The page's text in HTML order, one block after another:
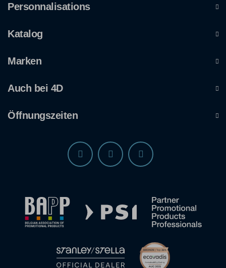
Personnalisations
Katalog
Marken
Auch bei 4D
Öffnungszeiten